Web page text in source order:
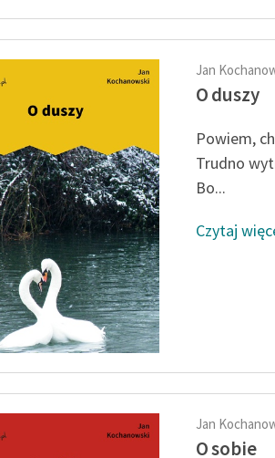
Jan
O duszy
Powiem,
Trudno
Bo...
Czytaj
Jan
O sobie